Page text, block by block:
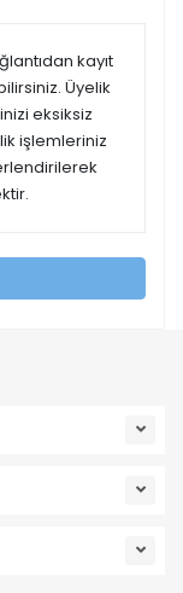
kayıt
Üyelik
eksiksiz
işlemleriniz